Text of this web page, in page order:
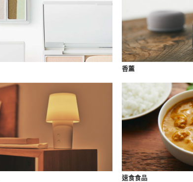
香薰
速食食品